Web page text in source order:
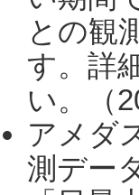
との観
す。詳
い。（
アメダ
測デー